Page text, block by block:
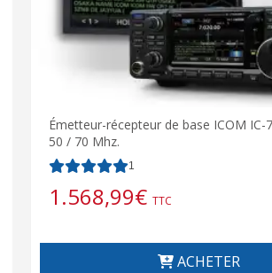
Émetteur-récepteur de base ICOM IC-
50 / 70 Mhz.
1
1.568,99€ TTC
ACHETER